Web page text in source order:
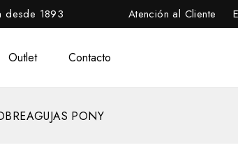
desde 1893 Atención al Cliente
Outlet Contacto
PONY